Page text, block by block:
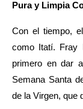
Pura y Limpia
Con el tiempo,
como Itatí. Fray
primero en dar
Semana Santa
de la Virgen, que